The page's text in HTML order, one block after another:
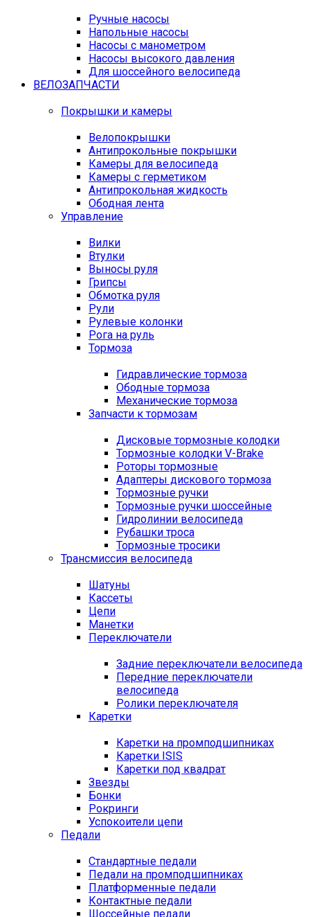
Ручные насосы
Напольные насосы
Насосы с манометром
Насосы высокого давления
Для шоссейного велосипеда
ВЕЛОЗАПЧАСТИ
Покрышки и камеры
Велопокрышки
Антипрокольные покрышки
Камеры для велосипеда
Камеры с герметиком
Антипрокольная жидкость
Ободная лента
Управление
Вилки
Втулки
Выносы руля
Грипсы
Обмотка руля
Рули
Рулевые колонки
Рога на руль
Тормоза
Гидравлические тормоза
Ободные тормоза
Механические тормоза
Запчасти к тормозам
Дисковые тормозные колодки
Тормозные колодки V-Brake
Роторы тормозные
Адаптеры дискового тормоза
Тормозные ручки
Тормозные ручки шоссейные
Гидролинии велосипеда
Рубашки троса
Тормозные тросики
Трансмиссия велосипеда
Шатуны
Кассеты
Цепи
Манетки
Переключатели
Задние переключатели велосипеда
Передние переключатели
велосипеда
Ролики переключателя
Каретки
Каретки на промподшипниках
Каретки ISIS
Каретки под квадрат
Звезды
Бонки
Рокринги
Успокоители цепи
Педали
Стандартные педали
Педали на промподшипниках
Платформенные педали
Контактные педали
Шоссейные педали